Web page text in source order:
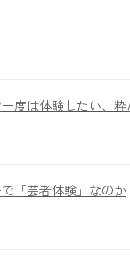
度は体験したい、
「芸者体験」なのか